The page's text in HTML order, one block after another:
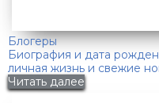
Блогеры
Биография и дата
личная жизнь и свежие
Читать далее